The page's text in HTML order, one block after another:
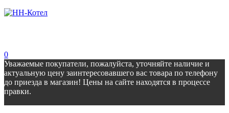
0
Уважаемые покупатели, пожалуйста, уточняйте наличие и
актуальную цену заинтересовавшего вас товара по телефону
до приезда в магазин! Цены на сайте находятся в процессе
правки.